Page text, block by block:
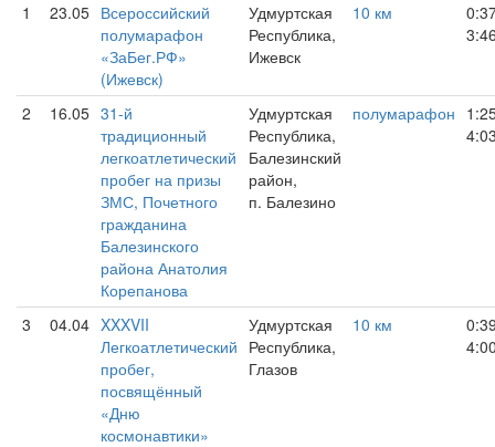
1
23.05 Всероссийский
полумарафон
«ЗаБег.РФ»
(Ижевск)
Удмуртская
Республика,
Ижевск
10 км
2 16.05 31-й
традиционный
легкоатлетический
пробег на призы
ЗМС, Почетного
гражданина
Балезинского
района Анатолия
Корепанова
Удмуртская
Республика,
Балезинский
район,
п. Балезино
полумарафон
3 04.04 XXXVII
Легкоатлетический
пробег,
посвящённый
«Дню
космонавтики»
Удмуртская
Республика,
Глазов
10 км